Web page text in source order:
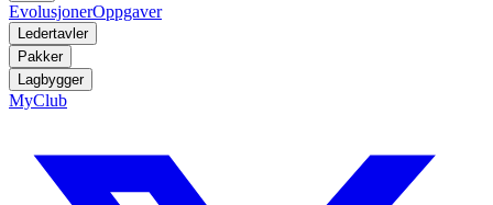
EvolusjonerOppgaver
Ledertavler
Pakker
Lagbygger
MyClub